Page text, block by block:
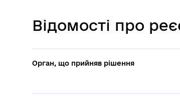
Відомості про
Орган, що прийняв рішення